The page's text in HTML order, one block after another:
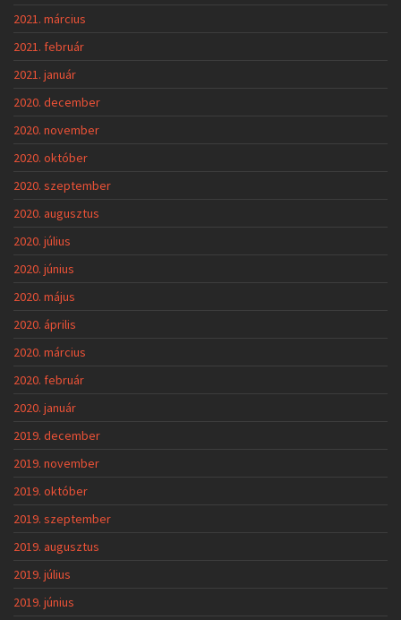
2021. március
2021. február
2021. január
2020. december
2020. november
2020. október
2020. szeptember
2020. augusztus
2020. július
2020. június
2020. május
2020. április
2020. március
2020. február
2020. január
2019. december
2019. november
2019. október
2019. szeptember
2019. augusztus
2019. július
2019. június